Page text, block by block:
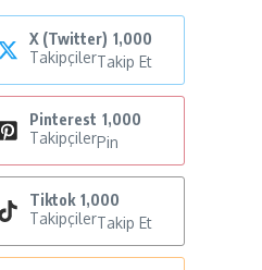
X (Twitter) 1,000
TakipçilerTakip Et
Pinterest 1,000
TakipçilerPin
Tiktok 1,000
TakipçilerTakip Et